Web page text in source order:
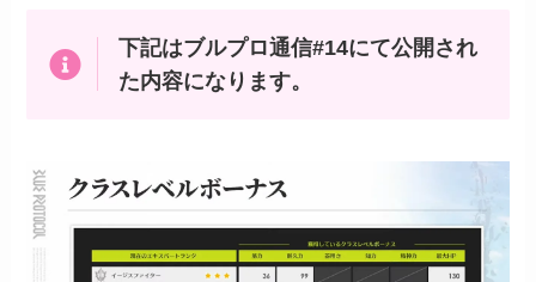
下記はブルプロ通信#14にて公開され
た内容になります。